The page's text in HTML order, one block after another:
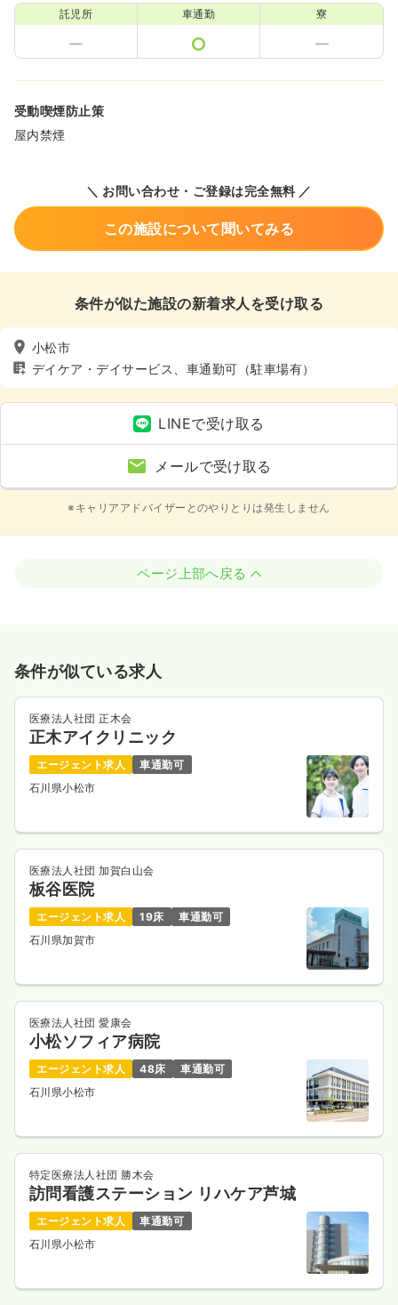
託児所 車通勤 寮
受動喫煙防止策
屋内禁煙
＼ お問い合わせ・ご登録は完全無料 ／
この施設について聞いてみる
条件が似た施設の新着求人を受け取る
小松市
デイケア・デイサービス、車通勤可（駐車場有）
LINEで受け取る
メールで受け取る
※キャリアアドバイザーとのやりとりは発生しません
ページ上部へ戻る
条件が似ている求人
医療法人社団 正木会
正木アイクリニック
エージェント求人
車通勤可
石川県小松市
医療法人社団 加賀白山会
板谷医院
エージェント求人 19床
車通勤可
石川県加賀市
医療法人社団 愛康会
小松ソフィア病院
エージェント求人 48床
車通勤可
石川県小松市
特定医療法人社団 勝木会
訪問看護ステーション リハケア芦城
エージェント求人
車通勤可
石川県小松市